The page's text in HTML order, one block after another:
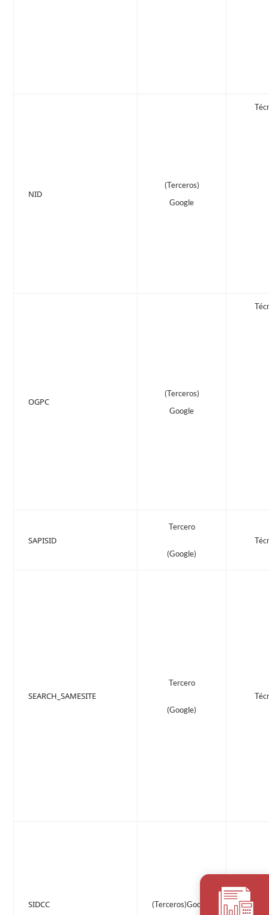
NID
(Terceros)
Google
OGPC
(Terceros)
Google
SAPISID
Tercero
(Google)
SEARCH_SAMESITE
Tercero
(Google)
SIDCC (Terceros)Google